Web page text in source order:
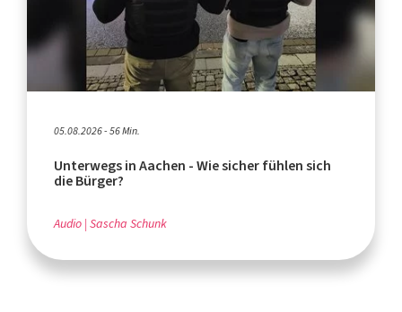
05.08.2026 - 56 Min.
Unterwegs in Aachen - Wie sicher fühlen sich
die Bürger?
Audio Sascha Schunk